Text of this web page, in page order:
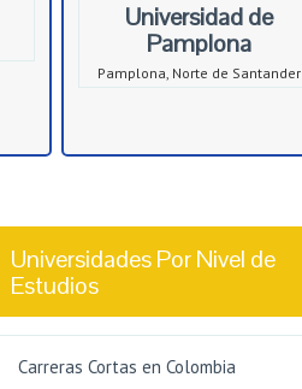
Universidad de
Pamplona
Pamplona, Norte de Santander
Universidades Por Nivel de
Estudios
Carreras Cortas en Colombia